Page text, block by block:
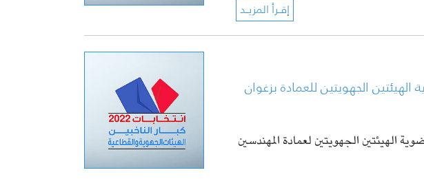
الهيئتين الجهويتين للعمادة بزغوان
2022 باب الترشح لعضوية الهيئتين الجهويتين لعمادة المهندسين